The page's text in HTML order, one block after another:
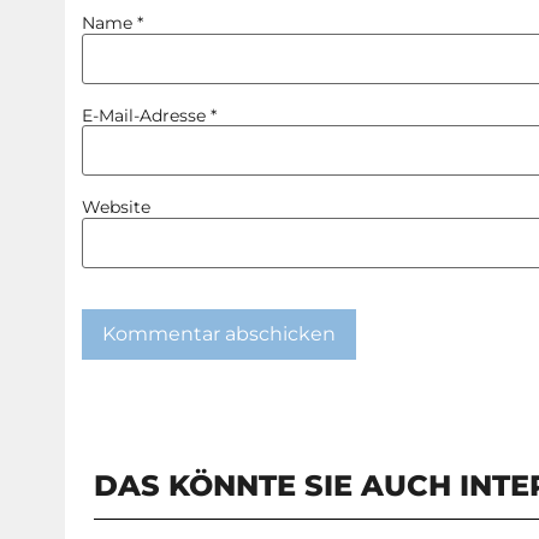
Name*
E-Mail-Adresse*
Website
DAS KÖNNTE SIE AUCH